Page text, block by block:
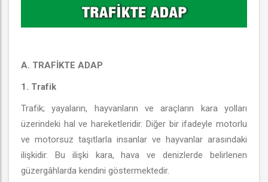
A. TRAFİKTE ADAP
1. Trafik
Trafik; yayaların, hayvanların ve araçların kara yolları
üzerindeki hal ve hareketleridir. Diğer bir ifadeyle motorlu
ve motorsuz taşıtlarla insanlar ve hayvanlar arasındaki
ilişkidir. Bu ilişki kara, hava ve denizlerde belirlenen
güzergâhlarda kendini göstermektedir.